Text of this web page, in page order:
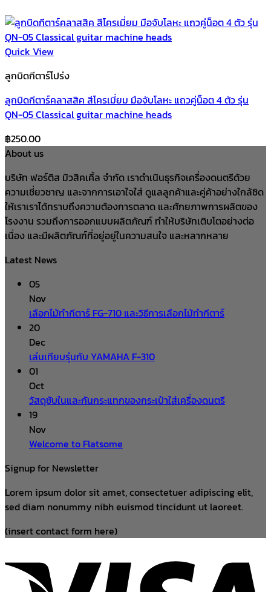
Quick View
ลูกบิดกีตาร์โปร่ง
ลูกบิดกีตาร์คลาสสิค สีโครเมี่ยม มือจับโลหะ แถวคู่น็อต 4 ตัว รุ่น
QN-05 Classical guitar machine heads
฿250.00
About us
บริษัท ฟอร์ติส มิวสิคเคิ้ล จำกัด เราดำเนินธุรกิจเครื่องดนตรีด้วย
ความเชี่ยวชาญ และจากการเอาใจใส่ ดูแลลูกค้าและคู่ค้าอย่างใกล้ชิด
ให้เราเราได้ทราบถึงความต้องการตลาด และศักยภาพการผลิตของ
โรงงาน รวมถึงการออกแบบผลิตภัณฑ์ ทำให้บริษัทเติบโตอย่างต่อ
เนื่อง และมีผลิตภัณฑ์ที่อยู่อยู่ในความสนใจ และหลากหลาย
Latest News
05
Nov
เลือกไม้ทำกีตาร์ FG-710 และวิธีการเลือกไม้ทำกีตาร์
20
Dec
เล่นเทียบรุ่นกับ YAMAHA F-310
01
Oct
วัสดุซับในและกันกระแทกของกระเป๋าใส่เครื่องดนตรี
19
Nov
Welcome to Flatsome
Signup for Newsletter
Lorem ipsum dolor sit amet, consectetuer adipiscing elit,
sed diam nonummy nibh euismod tincidunt ut laoreet.
(insert contact form here)